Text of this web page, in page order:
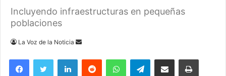
Incluyendo infraestructuras en pequeñas
poblaciones
La Voz de la Noticia
Send
email
FacebookTwitter LinkedInReddit WhatsAppTelegramCompartir via Email Imprimi